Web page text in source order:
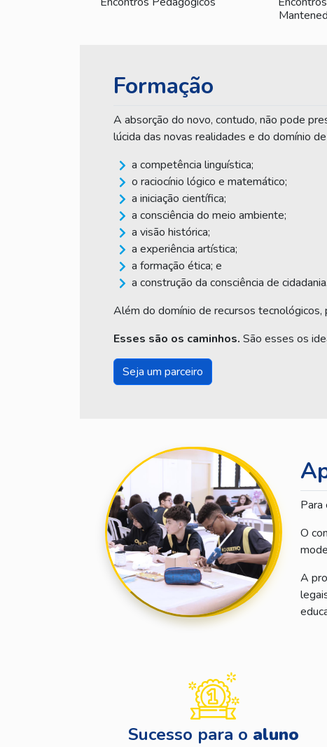
Formação
A absorção do novo, contudo, não pode
lúcida das novas realidades e do domínio
a competência linguística;
o raciocínio lógico e matemático;
a iniciação científica;
a consciência do meio ambiente;
a visão histórica;
a experiência artística;
a formação ética; e
a construção da consciência de cidadania.
Além do domínio de recursos
Esses são os caminhos. São esses os
Seja um parceiro
Para
O
A
Sucesso para o aluno